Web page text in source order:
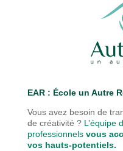
EAR : École un Autre
Vous avez besoin de
de créativité ? L’équipe
professionnels vous
vos hauts-potentiels.